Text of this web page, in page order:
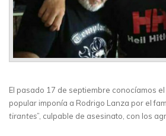
El pasado 17 de septiembre conocíamos
popular imponía a Rodrigo Lanza por el
tirantes”, culpable de asesinato, con los